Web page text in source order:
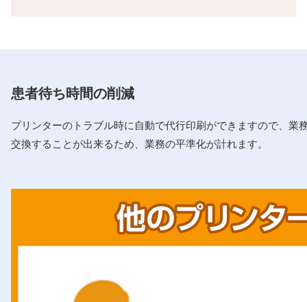
患者待ち時間の削減
プリンターのトラブル時に自動で代行印刷ができますので、
交換することが出来るため、業務の平準化が計れます。